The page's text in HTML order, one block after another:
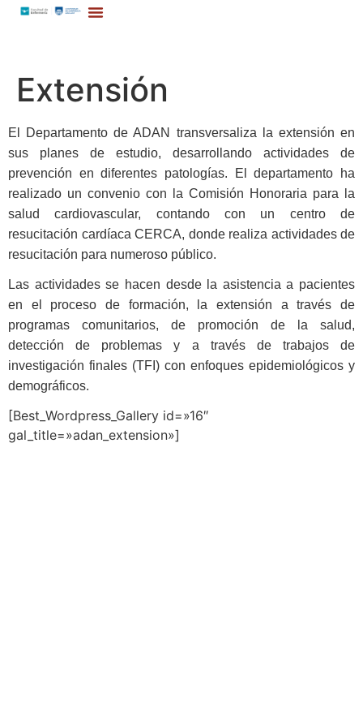
Extensión
El Departamento de ADAN transversaliza la extensión en
sus planes de estudio, desarrollando actividades de
prevención en diferentes patologías. El departamento ha
realizado un convenio con la Comisión Honoraria para la
salud cardiovascular, contando con un centro de
resucitación cardíaca CERCA, donde realiza actividades de
resucitación para numeroso público.
Las actividades se hacen desde la asistencia a pacientes
en el proceso de formación, la extensión a través de
programas comunitarios, de promoción de la salud,
detección de problemas y a través de trabajos de
investigación finales (TFI) con enfoques epidemiológicos y
demográficos.
[Best_Wordpress_Gallery id=»16″
gal_title=»adan_extension»]